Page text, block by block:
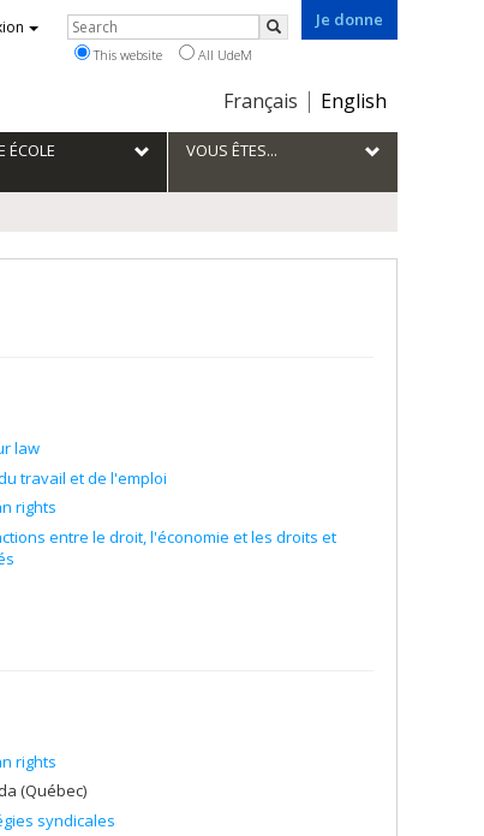
Je donne
Choix
la
langue
Français English
Rechercher
Search
This website All UdeM
ÉCOLE VOUS ÊTES...
law
travail et de l'emploi
rights
entre le droit, l'économie et les droits et
rights
(Québec)
syndicales